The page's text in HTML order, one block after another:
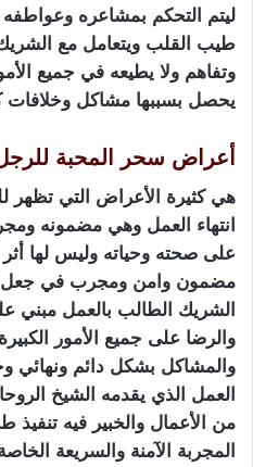
ليتم التحكم بمشاعره
طيب القلب ويتعامل مع
وتفاهم ولا يطيعه في جميع
يحصل بسببها مشاكل وخلافات
أعراض سحر المحبة
هي كثيرة الأعراض التي تظهر
انتهاء العمل وهي مضمونه
على صحته وحياته وليس لها أثر
مضمون وامن ومجرب في جعل
الشريك الطالب بالعمل مبني
والرضا على جميع الأمور
والمشاكل بشكل دائم ونهائي
العمل الذي يقدمه الشيخ
من الأعمال والخبير فيه
المجربة الآمنة والسريعة